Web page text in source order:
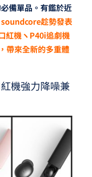
備單品。有鑑於近
soundcore趁勢發表
紅機ヽP40i追劇機
帶來全新的多重體
機強力降噪兼